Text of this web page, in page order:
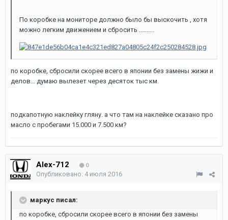
По коробке на мониторе должно было бы выскочить , хотя
можно легким движением и сбросить ..........
по коробке, сбросили скорее всего в японии без замены жижи и
делов... думаю вылезет через десяток тыс км.
подкапотную наклейку гляну. а что там на наклейке сказано про
масло с пробегами 15.000 и 7.500 км?
Alex-712 0
Опубликовано: 4 июля 2016
маркус писал:
по коробке, сбросили скорее всего в японии без замены